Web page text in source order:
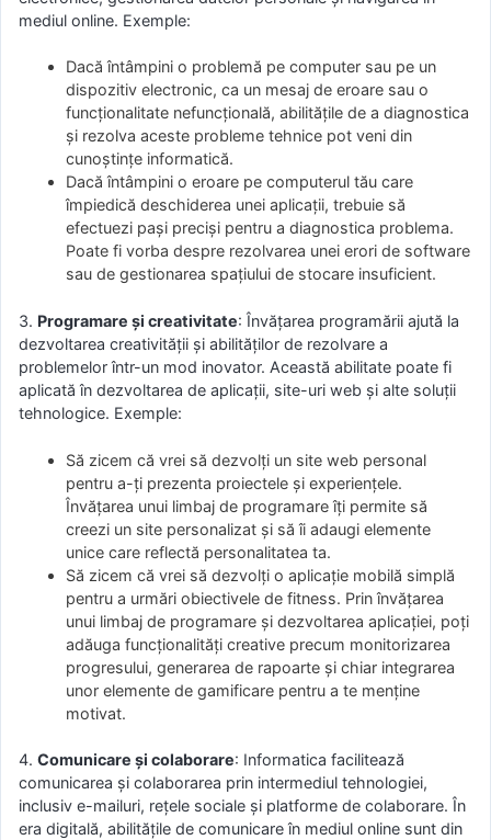
mediul online. Exemple:
Dacă întâmpini o problemă pe computer sau pe un
dispozitiv electronic, ca un mesaj de eroare sau o
funcționalitate nefuncțională, abilitățile de a diagnostica
și rezolva aceste probleme tehnice pot veni din
cunoștințe informatică.
Dacă întâmpini o eroare pe computerul tău care
împiedică deschiderea unei aplicații, trebuie să
efectuezi pași preciși pentru a diagnostica problema.
Poate fi vorba despre rezolvarea unei erori de software
sau de gestionarea spațiului de stocare insuficient.
3. Programare și creativitate: Învățarea programării ajută la
dezvoltarea creativității și abilităților de rezolvare a
problemelor într-un mod inovator. Această abilitate poate fi
aplicată în dezvoltarea de aplicații, site-uri web și alte soluții
tehnologice. Exemple:
Să zicem că vrei să dezvolți un site web personal
pentru a-ți prezenta proiectele și experiențele.
Învățarea unui limbaj de programare îți permite să
creezi un site personalizat și să îi adaugi elemente
unice care reflectă personalitatea ta.
Să zicem că vrei să dezvolți o aplicație mobilă simplă
pentru a urmări obiectivele de fitness. Prin învățarea
unui limbaj de programare și dezvoltarea aplicației, poți
adăuga funcționalități creative precum monitorizarea
progresului, generarea de rapoarte și chiar integrarea
unor elemente de gamificare pentru a te menține
motivat.
4. Comunicare și colaborare: Informatica facilitează
comunicarea și colaborarea prin intermediul tehnologiei,
inclusiv e-mailuri, rețele sociale și platforme de colaborare. În
era digitală, abilitățile de comunicare în mediul online sunt din